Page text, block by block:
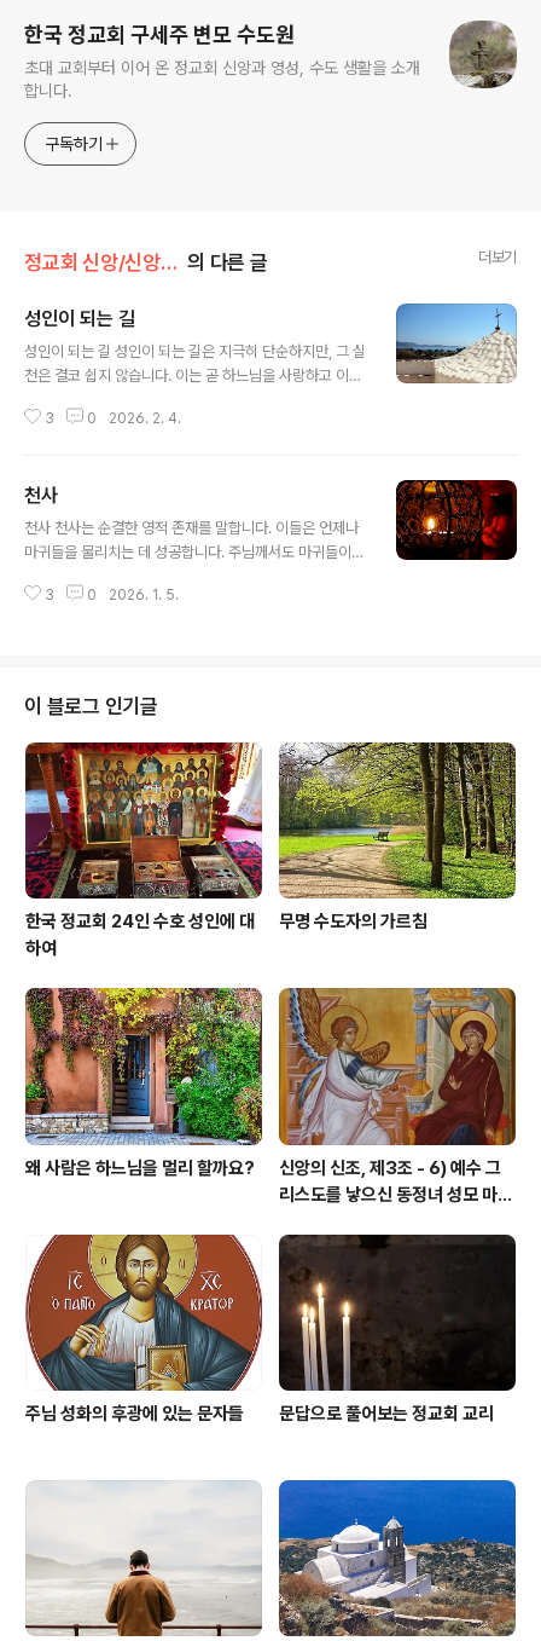
한국 정교회 구세주 변모 수도원
초대 교회부터 이어 온 정교회 신앙과 영성, 수도 생활을 소개
합니다.
구독하기
정교회 신앙/신앙 탐구 의 다른 글 더보기
성인이 되는 길
성인이 되는 길 성인이 되는 길은 지극히 단순하지만, 그 실
천은 결코 쉽지 않습니다. 이는 곧 하느님을 사랑하고 이웃
힘과 정성을 다해 하느님을 사랑하고, 나아가 사랑이 담긴
은 본질적으로 이토록 간단합니다.
3 0 2026. 2. 4.
천사
천사 천사는 순결한 영적 존재를 말합니다. 이들은 언제나
마귀들을 물리치는 데 성공합니다. 주님께서도 마귀들이
은 우리 인간들을 보살펴 주고 하느님의 말씀을 전달합니
물며 하늘의 기쁨을 누리고 있습니다. 우리 인간들도 천사
들과 같이 하늘나라의 기쁨을 맛보면서 영원히 하느님과
함께 머물게 됩니다. 우리는 천사들의 보호를 받으며, 천사
와 같은 생활을 이 지상에서 이어가면서 ‘지상의 천사’가 되
어 하느님의 거룩하심을 밝혀야 합니다.
3 0 2026. 1. 5.
이 블로그 인기글
한국 정교회 24인 수호 성인에 대
하여
무명 수도자의 가르침
왜 사람은 하느님을 멀리 할까요?
신앙의 신조, 제3조 - 6) 예수 그
리스도를 낳으신 동정녀 성모 마리
주님 성화의 후광에 있는 문자들 문답으로 풀어보는 정교회 교리